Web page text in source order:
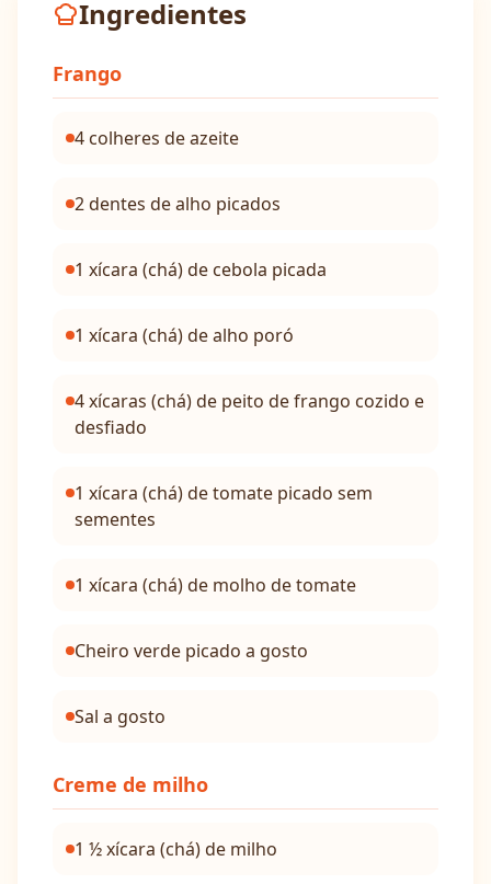
Ingredientes
Frango
4 colheres de azeite
2 dentes de alho picados
1 xícara (chá) de cebola picada
1 xícara (chá) de alho poró
4 xícaras (chá) de peito de frango cozido e
desfiado
1 xícara (chá) de tomate picado sem
sementes
1 xícara (chá) de molho de tomate
Cheiro verde picado a gosto
Sal a gosto
Creme de milho
1 ½ xícara (chá) de milho